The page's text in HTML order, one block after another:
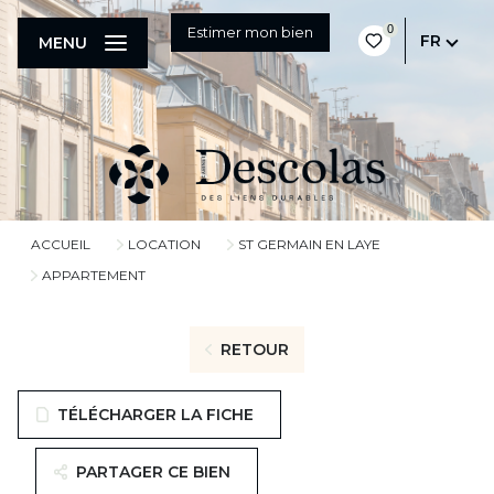
Estimer mon bien 0
FR
MENU
ACCUEIL LOCATION
ST GERMAIN EN LAYE
APPARTEMENT
RETOUR
TÉLÉCHARGER LA FICHE
PARTAGER CE BIEN